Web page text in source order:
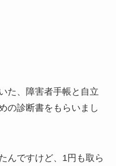
た、障害者手帳と自立
の診断書をもらいまし
んですけど、1円も取ら